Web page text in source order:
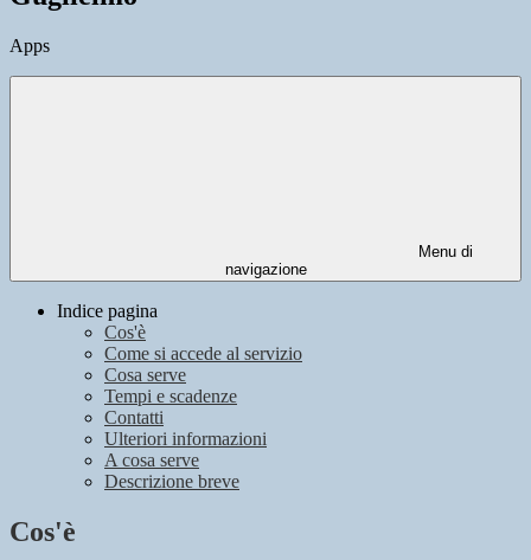
Apps
Menu di
navigazione
Indice pagina
Cos'è
Come si accede al servizio
Cosa serve
Tempi e scadenze
Contatti
Ulteriori informazioni
A cosa serve
Descrizione breve
Cos'è